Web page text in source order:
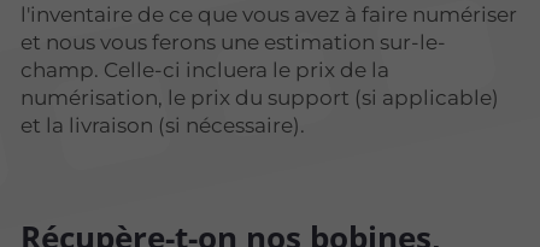
l'inventaire de ce que vous avez à faire numériser
et nous vous ferons une estimation sur-le-
champ. Celle-ci incluera le prix de la
numérisation, le prix du support (si applicable)
et la livraison (si nécessaire).
Récupère-t-on nos bobines,